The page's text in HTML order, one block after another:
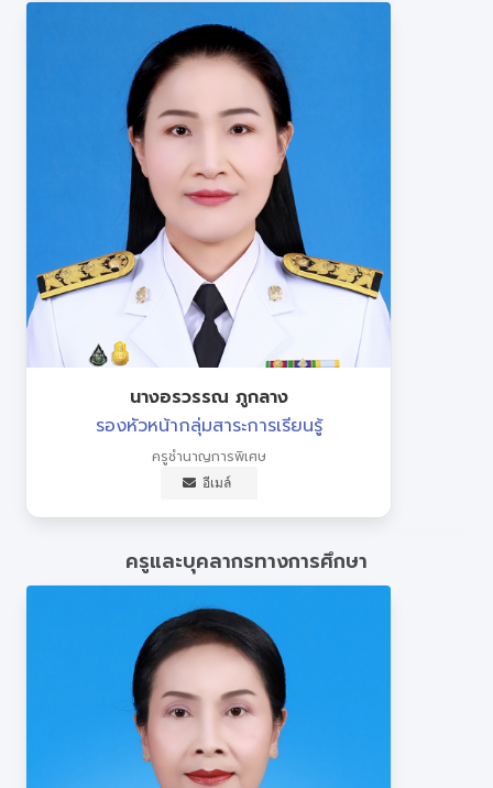
นางอรวรรณ ภูกลาง
รองหัวหน้ากลุ่มสาระการเรียนรู้
ครูชำนาญการพิเศษ
อีเมล์
ครูและบุคลากรทางการศึกษา